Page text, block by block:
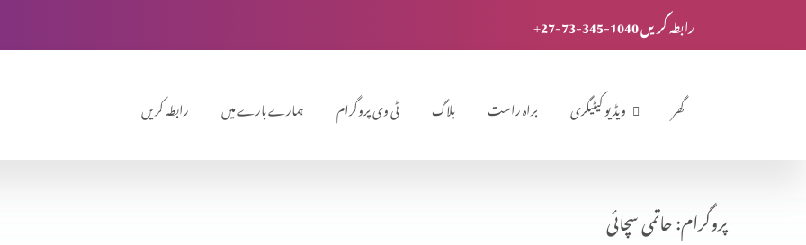
+27-73-345-1040 رابطہ کریں
رابطہ کریں ہمارے بارے میں ٹی وی پروگرام بلاگ براہ راست ویڈیو کیٹیگری گھر
پروگرام: حاتمی سچائی